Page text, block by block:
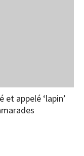
appelé ‘lapin’